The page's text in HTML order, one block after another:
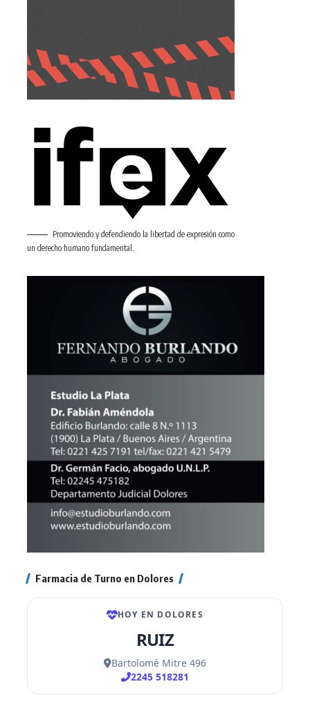
Promoviendo y defendiendo la libertad de expresión como
un derecho humano fundamental.
Farmacia de Turno en Dolores